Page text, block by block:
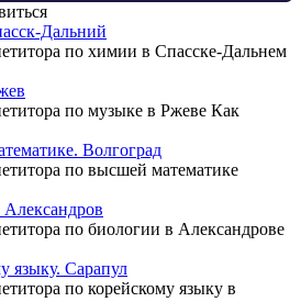
Дальний
по химии в Спасске-Дальнем
по музыке в Ржеве Как
Волгоград
по высшей математике
по биологии в Александрове
языку. Сарапул
по корейскому языку в